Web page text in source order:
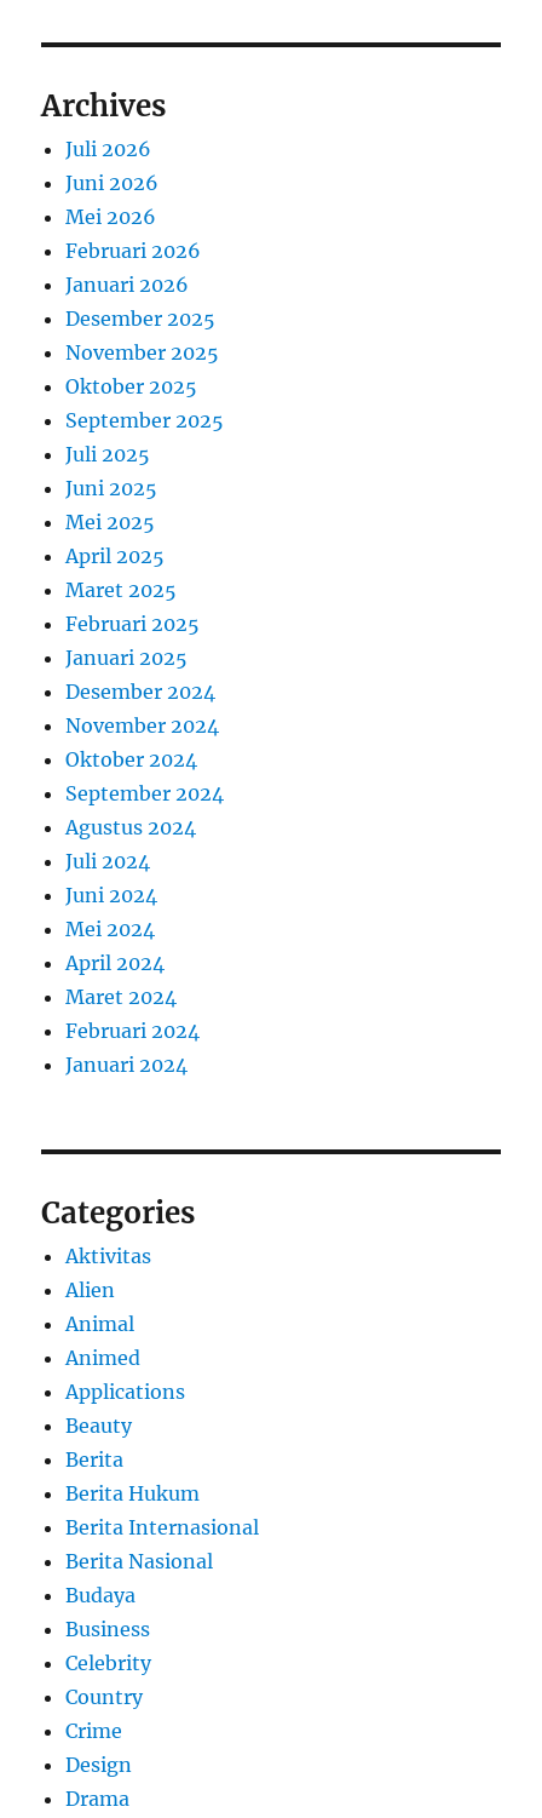
Archives
Juli 2026
Juni 2026
Mei 2026
Februari 2026
Januari 2026
Desember 2025
November 2025
Oktober 2025
September 2025
Juli 2025
Juni 2025
Mei 2025
April 2025
Maret 2025
Februari 2025
Januari 2025
Desember 2024
November 2024
Oktober 2024
September 2024
Agustus 2024
Juli 2024
Juni 2024
Mei 2024
April 2024
Maret 2024
Februari 2024
Januari 2024
Categories
Aktivitas
Alien
Animal
Animed
Applications
Beauty
Berita
Berita Hukum
Berita Internasional
Berita Nasional
Budaya
Business
Celebrity
Country
Crime
Design
Drama